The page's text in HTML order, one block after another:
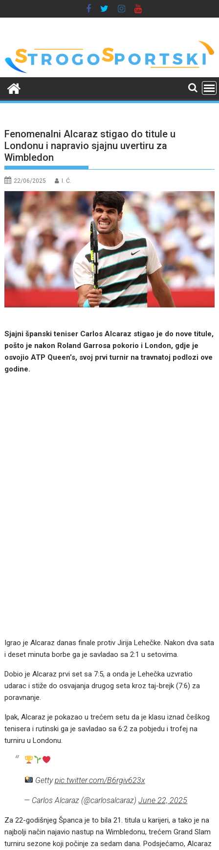
to
Fenomenalni Alcaraz stigao do titule u
Londonu i napravio sjajnu uvertiru za
Wimbledon
22/06/2025 I. Ć.
Sjajni španski teniser Carlos Alcaraz stigao je do nove titule,
pošto je nakon Roland Garrosa pokorio i London, gdje je
osvojio ATP Queen’s, svoj prvi turnir na travnatoj podlozi ove
godine.
Igrao je Alcaraz danas finale protiv Jirija Lehečke. Nakon dva sata
i deset minuta borbe ga je savladao sa 2:1 u setovima.
Dobio je Alcaraz prvi set sa 7:5, a onda je Lehečka uzvratio
udarac i stiže do osvajanja drugog seta kroz taj-brejk (7:6) za
poravnanje.
Ipak, Alcaraz je pokazao u trećem setu da je klasu iznad češkog
tenisera i rutinski ga je savladao sa 6:2 za pobjedu i trofej na
turniru u Londonu.
Gettypic.twitter.com/B6rgiv623x
— Carlos Alcaraz (@carlosalcaraz)June 22, 2025
Za 22-godišnjeg Španca je to bila 21. titula u karijeri, a tako je na
najbolji način najavio nastup na Wimbledonu, trećem Grand Slam
turniru sezone koji počinje za sedam dana. Podsjećamo, Alcaraz